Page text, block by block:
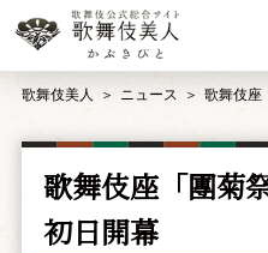
歌舞伎美人 ニュース 歌舞伎座
歌舞伎座「團菊
初日開幕